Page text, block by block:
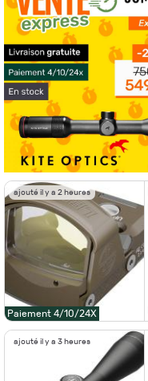
ajouté il y a 2 heures
Paiement 4/10/24X
ajouté il y a 3 heures